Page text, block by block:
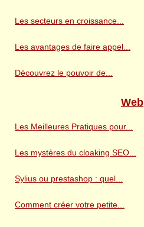
Les secteurs en croissance...
Les avantages de faire appel...
Découvrez le pouvoir de...
Web
Les Meilleures Pratiques pour...
Les mystères du cloaking SEO...
Sylius ou prestashop : quel...
Comment créer votre petite...